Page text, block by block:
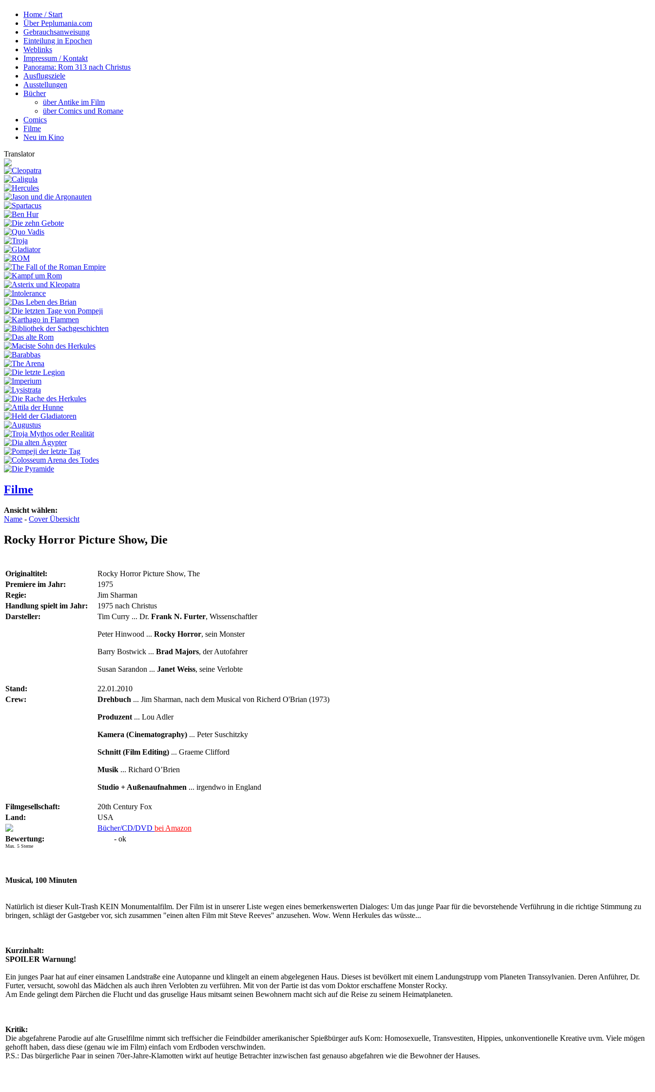
Home / Start
Über Peplumania.com
Gebrauchsanweisung
Einteilung in Epochen
Weblinks
Impressum / Kontakt
Panorama: Rom 313 nach Christus
Ausflugsziele
Ausstellungen
Bücher
über Antike im Film
über Comics und Romane
Comics
Filme
Neu im Kino
Translator
Filme
Ansicht wählen:
Name - Cover Übersicht
Rocky Horror Picture Show, Die
Originaltitel:
Rocky Horror Picture Show, The
Premiere im Jahr:
1975
Regie:
Jim Sharman
Handlung spielt im Jahr:
1975 nach Christus
Darsteller:
Tim Curry ... Dr. Frank N. Furter, Wissenschaftler
Peter Hinwood ... Rocky Horror, sein Monster
Barry Bostwick ... Brad Majors, der Autofahrer
Susan Sarandon ... Janet Weiss, seine Verlobte
Stand:
22.01.2010
Crew:
Drehbuch ... Jim Sharman, nach dem Musical von Richerd O'Brian (1973)
Produzent ... Lou Adler
Kamera (Cinematography) ... Peter Suschitzky
Schnitt (Film Editing) ... Graeme Clifford
Musik ... Richard O’Brien
Studio + Außenaufnahmen ... irgendwo in England
Filmgesellschaft:
20th Century Fox
Land:
USA
Bücher/CD/DVD bei Amazon
Bewertung:
Max. 5 Sterne
- ok
Musical, 100 Minuten
Natürlich ist dieser Kult-Trash KEIN Monumentalfilm. Der Film ist in unserer Liste wegen eines bemerkenswerten Dialoges: Um das junge Paar für die bevorstehende Verführung in die richtige Stimmung zu
bringen, schlägt der Gastgeber vor, sich zusammen "einen alten Film mit Steve Reeves" anzusehen. Wow. Wenn Herkules das wüsste...
Kurzinhalt:
SPOILER Warnung!
Ein junges Paar hat auf einer einsamen Landstraße eine Autopanne und klingelt an einem abgelegenen Haus. Dieses ist bevölkert mit einem Landungstrupp vom Planeten Transsylvanien. Deren Anführer, Dr.
Furter, versucht, sowohl das Mädchen als auch ihren Verlobten zu verführen. Mit von der Partie ist das vom Doktor erschaffene Monster Rocky.
Am Ende gelingt dem Pärchen die Flucht und das gruselige Haus mitsamt seinen Bewohnern macht sich auf die Reise zu seinem Heimatplaneten.
Kritik:
Die abgefahrene Parodie auf alte Gruselfilme nimmt sich treffsicher die Feindbilder amerikanischer Spießbürger aufs Korn: Homosexuelle, Transvestiten, Hippies, unkonventionelle Kreative uvm. Viele mögen
gehofft haben, dass diese (genau wie im Film) einfach vom Erdboden verschwinden.
P.S.: Das bürgerliche Paar in seinen 70er-Jahre-Klamotten wirkt auf heutige Betrachter inzwischen fast genauso abgefahren wie die Bewohner der Hauses.